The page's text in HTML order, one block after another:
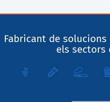
Fabricant de
els sectors